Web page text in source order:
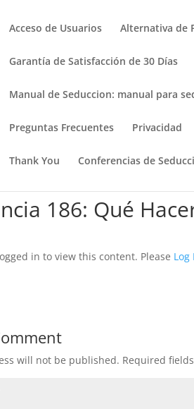
Acceso de Usuarios Alternativa de
Garantía de Satisfacción de 30 Días
Manual de Seduccion: manual para
Preguntas Frecuentes Privacidad
Thank You Conferencias de
186: Qué
in to view this content. Please Log
will not be published. Required